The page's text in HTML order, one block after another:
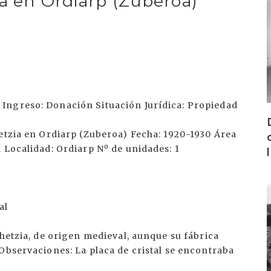
Donación Situación Jurídica: Propiedad
en Ordiarp (Zuberoa) Fecha: 1920-1930 Área
Ordiarp Nº de unidades: 1
de origen medieval, aunque su fábrica
La placa de cristal se encontraba